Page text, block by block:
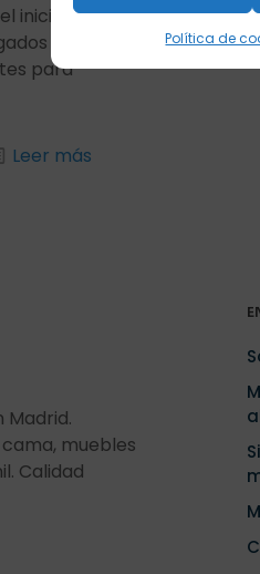
Política de
inicio
a
para
Leer más
Madrid.
muebles
Calidad